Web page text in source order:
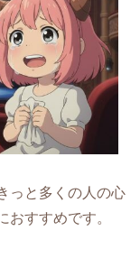
っと多くの人の心
おすすめです。